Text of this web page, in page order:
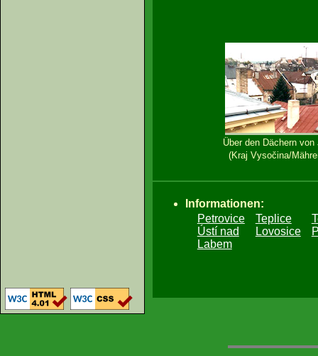
Über den Dächern
(Kraj Vysočina/
Informationen:
Petrovice
Ústí nad
Labem
Teplice
Lovosice